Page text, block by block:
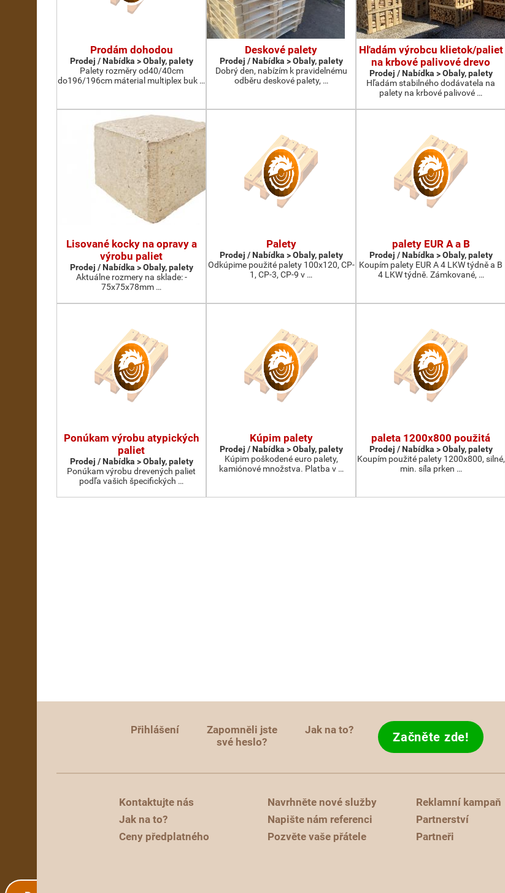
Prodám dohodou
Prodej / Nabídka > Obaly, palety
Palety rozměry od40/40cm
do196/196cm máterial multiplex buk …
Deskové palety
Prodej / Nabídka > Obaly, palety
Dobrý den, nabízím k pravidelnému
odběru deskové palety, …
Hľadám výrobcu klietok/paliet
na krbové palivové drevo
Prodej / Nabídka > Obaly, palety
Hľadám stabilného dodávatela na
palety na krbové palivové …
Lisované kocky na opravy a
výrobu paliet
Prodej / Nabídka > Obaly, palety
Aktuálne rozmery na sklade: -
75x75x78mm …
Palety
Prodej / Nabídka > Obaly, palety
Odkúpime použité palety 100x120, CP-
1, CP-3, CP-9 v …
palety EUR A a B
Prodej / Nabídka > Obaly, palety
Koupím palety EUR A 4 LKW týdně a B
4 LKW týdně. Zámkované, …
Ponúkam výrobu atypických
paliet
Prodej / Nabídka > Obaly, palety
Ponúkam výrobu drevených paliet
podľa vašich špecifických …
Kúpim palety
Prodej / Nabídka > Obaly, palety
Kúpim poškodené euro palety,
kamiónové množstva. Platba v …
paleta 1200x800 použitá
Prodej / Nabídka > Obaly, palety
Koupím použité palety 1200x800, silné,
min. síla prken …
Přihlášení
Zapomněli jste
své heslo?
Jak na to? Začněte zde!
Kontaktujte nás
Jak na to?
Ceny předplatného
Navrhněte nové služby
Napište nám referenci
Pozvěte vaše přátele
Reklamní kampaň
Partnerství
Partneři